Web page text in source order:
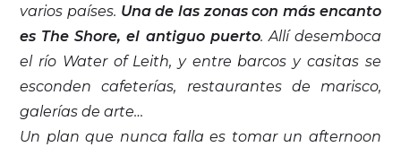
varios países. Una de las zonas con más encanto
es The Shore, el antiguo puerto. Allí desemboca
el río Water of Leith, y entre barcos y casitas se
esconden cafeterías, restaurantes de marisco,
galerías de arte…
Un plan que nunca falla es tomar un afternoon